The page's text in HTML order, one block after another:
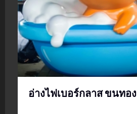
อ่างไฟเบอร์กลาส ขนทอง